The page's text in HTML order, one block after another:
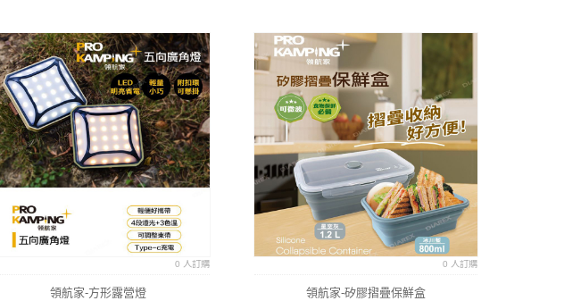
0 人訂購
領航家-方形露營燈
0 人訂購
領航家-矽膠摺疊保鮮盒